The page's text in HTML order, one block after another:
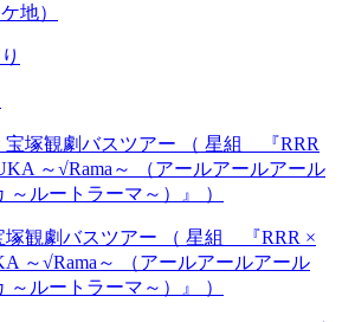
地）
塚観劇バスツアー （ 星組 『RRR ×
～√Rama～ （アールアールアール
～ルートラーマ～）』 ）